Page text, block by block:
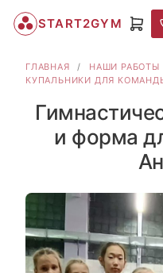
START2GYM
ГЛАВНАЯ / НАШИ РАБОТЫ
КУПАЛЬНИКИ ДЛЯ
и форма